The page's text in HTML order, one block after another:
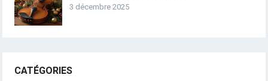
3 décembre 2025
CATÉGORIES